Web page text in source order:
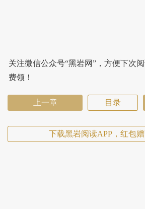
关注微信公众号“黑岩网”，方便下次
费领！
上一章 目录
下载黑岩阅读APP，红包